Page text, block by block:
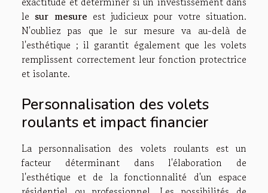
lesur mesure est judicieux pour votre situation.
N'oubliez pas que le sur mesure va au-delà de
l'esthétique ; il garantit également que les volets
remplissent correctement leur fonction protectrice
et isolante.
Personnalisation des volets
roulants et impact financier
La personnalisation des volets roulants est un
facteur déterminant dans l'élaboration de
l'esthétique et de la fonctionnalité d'un espace